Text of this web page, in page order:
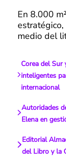
En 8.000
medio del
Corea del Sur
inteligentes
internacional
Autoridades
Elena en
Editorial
del Libro y la